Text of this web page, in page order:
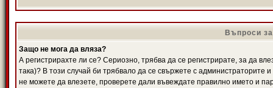
Въпроси
Защо не мога да вляза?
А регистрирахте ли се? Сериозно, трябва да се регистрирате, за да
така)? В този случай би трябвало да се свържете с администраторите
не можете да влезете, проверете дали въвеждате правилно името и